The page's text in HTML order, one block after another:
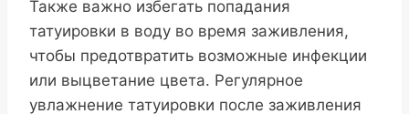
Также важно избегать попадания
татуировки в воду во время заживления,
чтобы предотвратить возможные инфекции
или выцветание цвета. Регулярное
увлажнение татуировки после заживления